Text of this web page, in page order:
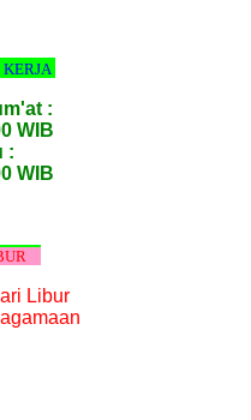
:
WIB
:
WIB
Libur